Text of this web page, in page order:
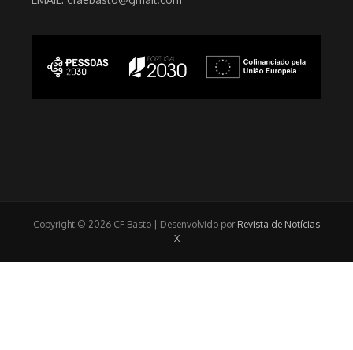
Copyright © 2026 CF Basto | Desenvolvido por Revista de Notícias
X